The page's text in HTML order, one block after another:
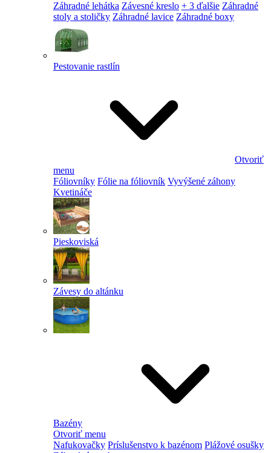
Záhradné lehátka Závesné kreslo + 3 ďalšie Záhradné
stoly a stoličky Záhradné lavice Záhradné boxy
Pestovanie rastlín
Otvoriť
menu
Fóliovníky Fólie na fóliovník Vyvýšené záhony
Kvetináče
Pieskoviská
Závesy do altánku
Bazény
Otvoriť menu
Nafukovačky Príslušenstvo k bazénom Plážové osušky